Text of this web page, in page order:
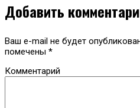
Добавить
Ваш e-mail не будет
помечены *
Комментарий